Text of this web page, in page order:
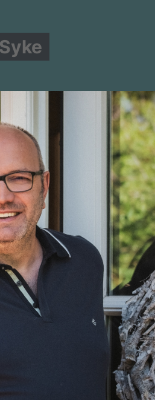
MITGLIED WERDEN!
stellt sich vor
stellen wir
Stadt Syke vor.
Mandatsträger
die Stadt Syke
Weiter geht es mit der
der Stadt Syke. Wir